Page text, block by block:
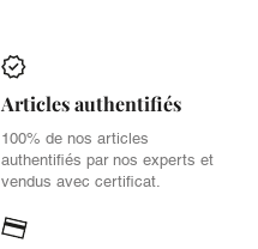
Articles authentifiés
100% de nos articles
authentifiés par nos experts et
vendus avec certificat.